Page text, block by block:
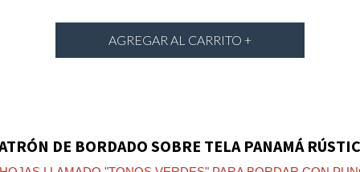
DE BORDADO SOBRE TELA PANAMÁ